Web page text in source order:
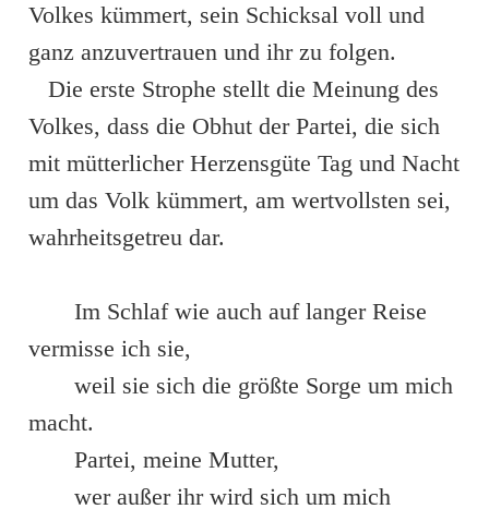
Volkes kümmert, sein Schicksal voll und
ganz anzuvertrauen und ihr zu folgen.
Die erste Strophe stellt die Meinung des
Volkes, dass die Obhut der Partei, die sich
mit mütterlicher Herzensgüte Tag und Nacht
um das Volk kümmert, am wertvollsten sei,
wahrheitsgetreu dar.
Im Schlaf wie auch auf langer Reise
vermisse ich sie,
weil sie sich die größte Sorge um mich
macht.
Partei, meine Mutter,
wer außer ihr wird sich um mich